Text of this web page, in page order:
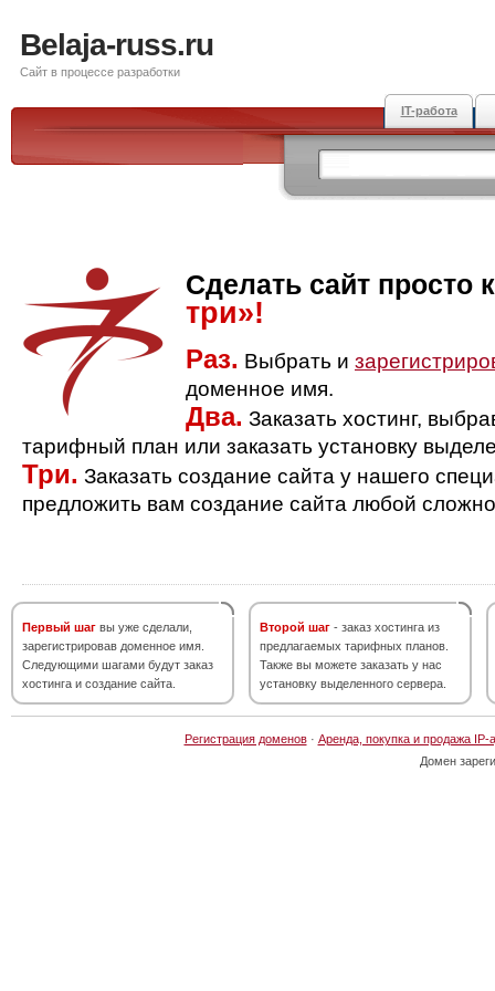
Belaja-russ.ru
Сайт в процессе разработки
IT-работа
Сделать сайт просто
три»!
Раз. Выбрать и
доменное имя.
Два. Заказать хостинг,
тарифный план или заказать установку
Три. Заказать создание сайта у нашего
предложить вам создание сайта любой
Первый шаг вы уже сделали,
зарегистрировав доменное имя.
Следующими шагами будут заказ
хостинга и создание сайта.
Второй шаг - заказ хостинга из
предлагаемых тарифных планов.
Также вы можете заказать у нас
установку выделенного сервера.
Регистрация доменов· Аренда, покупка и продажа IP-
Домен